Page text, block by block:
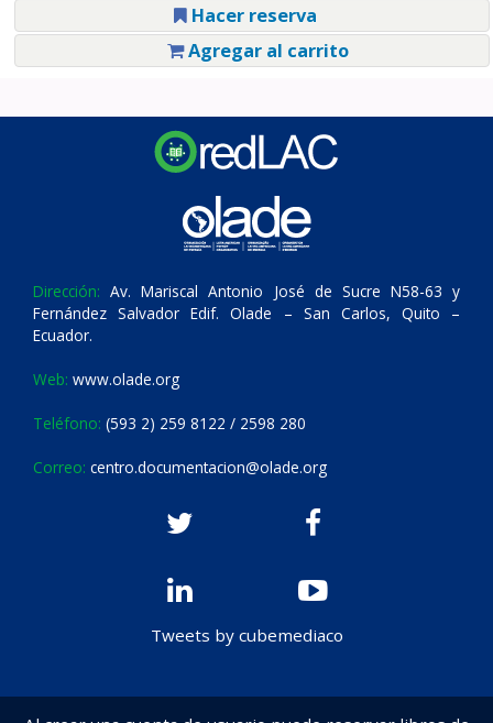
Hacer reserva
Agregar al carrito
Dirección: Av. Mariscal Antonio José de Sucre N58-63 y
Fernández Salvador Edif. Olade – San Carlos, Quito –
Ecuador.
Web: www.olade.org
Teléfono: (593 2) 259 8122 / 2598 280
Correo: centro.documentacion@olade.org
Tweets by cubemediaco